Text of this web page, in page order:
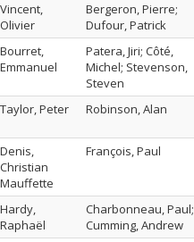
Vincent,
Olivier
Bergeron, Pierre;
Dufour, Patrick
Bourret,
Emmanuel
Patera, Jiri; Côté,
Michel; Stevenson,
Steven
Taylor, Peter Robinson, Alan
Denis,
Christian
Mauffette
François, Paul
Hardy,
Raphaël
Charbonneau, Paul;
Cumming, Andrew